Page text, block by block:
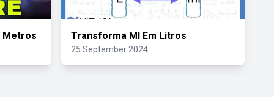
Metros Transforma Ml Em Litros
25 September 2024